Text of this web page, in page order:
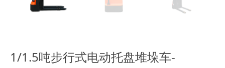
1/1.5吨步行式电动托盘堆垛车-